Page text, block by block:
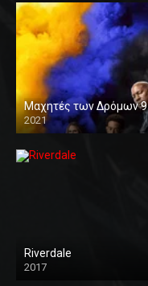
Μαχητές των Δρόμων 9
2021
Riverdale
2017